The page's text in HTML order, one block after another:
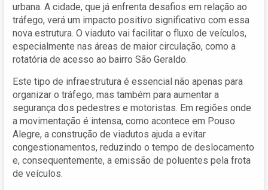
urbana. A cidade, que já enfrenta desafios em relação ao
tráfego, verá um impacto positivo significativo com essa
nova estrutura. O viaduto vai facilitar o fluxo de veículos,
especialmente nas áreas de maior circulação, como a
rotatória de acesso ao bairro São Geraldo.
Este tipo de infraestrutura é essencial não apenas para
organizar o tráfego, mas também para aumentar a
segurança dos pedestres e motoristas. Em regiões onde
a movimentação é intensa, como acontece em Pouso
Alegre, a construção de viadutos ajuda a evitar
congestionamentos, reduzindo o tempo de deslocamento
e, consequentemente, a emissão de poluentes pela frota
de veículos.